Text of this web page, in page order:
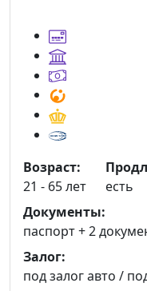
Возраст:
21 - 65 лет
есть
Документы:
паспорт +2
Залог:
под залог авто /